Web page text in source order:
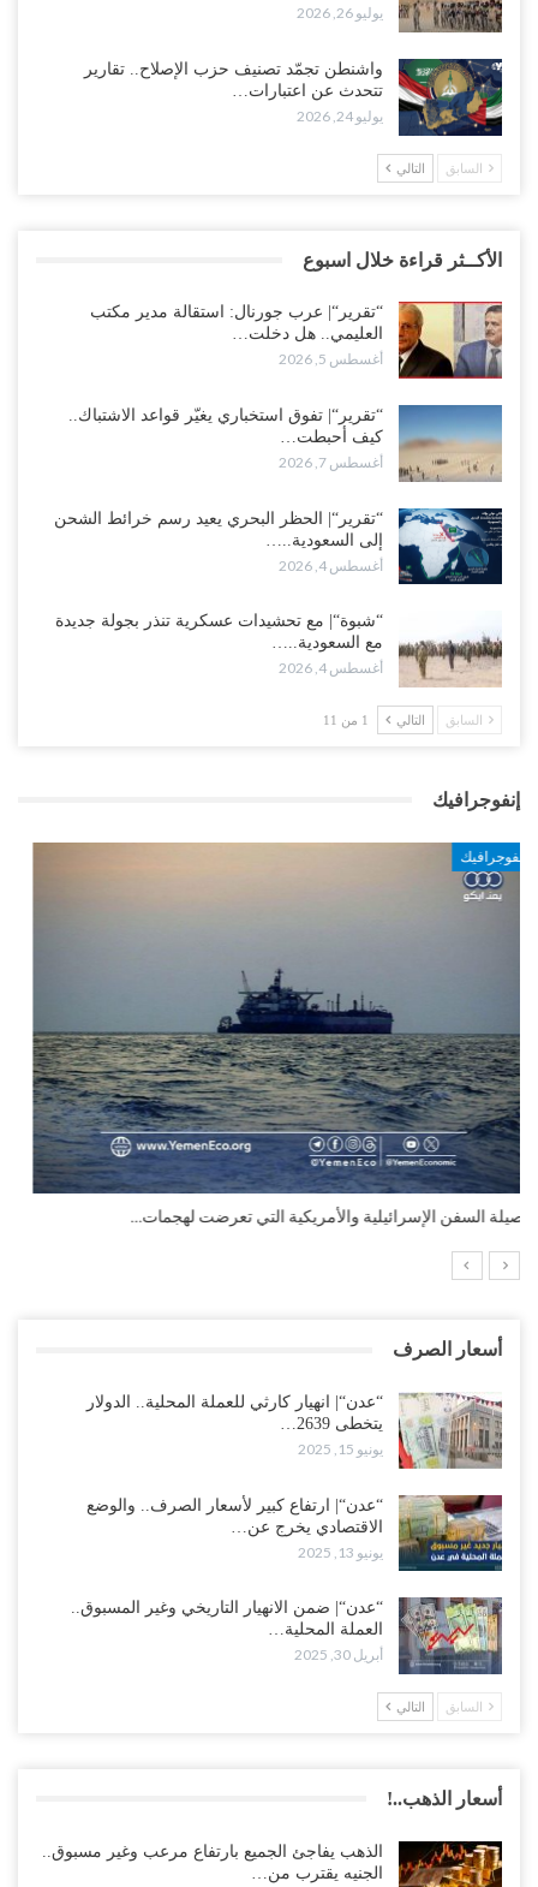
يوليو 26, 2026
واشنطن تجمّد تصنيف حزب الإصلاح.. تقارير
تتحدث عن اعتبارات…
يوليو 24, 2026
السابق التالي
الأكــثر قراءة خلال اسبوع
“تقرير“| عرب جورنال: استقالة مدير مكتب
العليمي.. هل دخلت…
أغسطس 5, 2026
“تقرير“| تفوق استخباري يغيّر قواعد الاشتباك..
كيف أحبطت…
أغسطس 7, 2026
“تقرير“| الحظر البحري يعيد رسم خرائط الشحن
إلى السعودية..…
أغسطس 4, 2026
“شبوة“| مع تحشيدات عسكرية تنذر بجولة جديدة
مع السعودية..…
أغسطس 4, 2026
السابق التالي 1 من 11
إنفوجرافيك
انفوجرافيك
التضخم السنوي لمنطقة اليورو.. “إنفوجرافيك“..!
أسعار الصرف
“عدن“| انهيار كارثي للعملة المحلية.. الدولار
يتخطى 2639…
يونيو 15, 2025
“عدن“| ارتفاع كبير لأسعار الصرف.. والوضع
الاقتصادي يخرج عن…
يونيو 13, 2025
“عدن“| ضمن الانهيار التاريخي وغير المسبوق..
العملة المحلية…
أبريل 30, 2025
السابق التالي
أسعار الذهب..!
الذهب يفاجئ الجميع بارتفاع مرعب وغير مسبوق..
الجنيه يقترب من…